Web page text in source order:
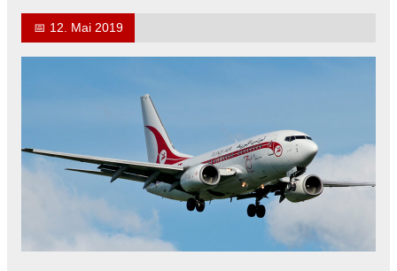
📅 12. Mai 2019